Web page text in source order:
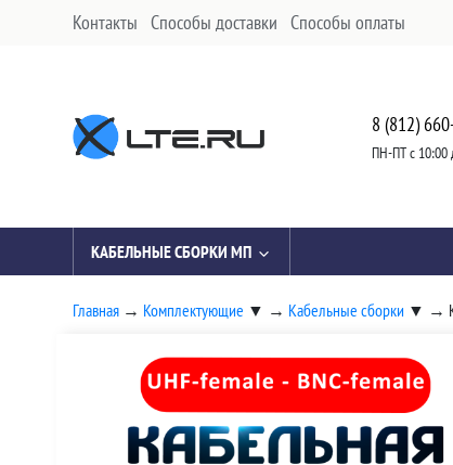
Контакты Способы доставки Способы оплаты
8 (812)
ПН-ПТ с 10:00
КАБЕЛЬНЫЕ СБОРКИ МП
Главная → Комплектующие ▼ → Кабельные сборки ▼ →